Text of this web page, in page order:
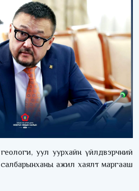
уул уурхайн үйлдвэрчний
ажил хаялт маргааш